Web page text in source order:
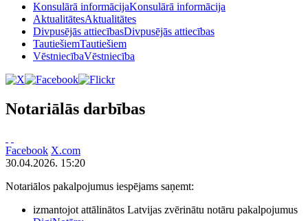
Konsulārā informācijaKonsulārā informācija
AktualitātesAktualitātes
Divpusējās attiecībasDivpusējās attiecības
TautiešiemTautiešiem
VēstniecībaVēstniecība
Notariālās darbības
Facebook X.com
30.04.2026. 15:20
Notariālos pakalpojumus iespējams saņemt:
izmantojot attālinātos Latvijas zvērinātu notāru pakalpojumus